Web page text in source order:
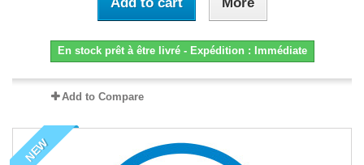
En stock prêt à être livré - Expédition : Immédiate
Add to Compare
NEW